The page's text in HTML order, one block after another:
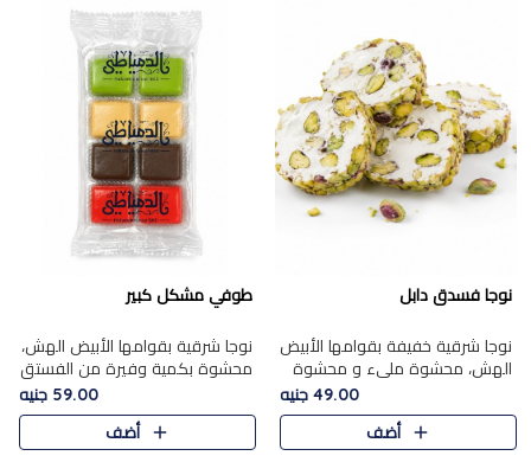
نوجا فسدق دابل
نوجا شرقية خفيفة بقوامها الأبيض
الهش، محشوة مليء و محشوة
بـكمية وفيرة من الفستق الفاخر
لتمنحك نكهة مكسرات غنية
وقرمشة مميزة في كل قطعة و
49.00 جنيه
أضف
طوفي مشكل كبير
نوجا شرقية بقوامها الأبيض الهش،
محشوة بكمية وفيرة من الفستق
الفاخر لتمنحك نكهة غنية وقرمشة
مميزة في كل قطعة، لتجربة تجمع
بين الفخامة والمذاق..
59.00 جنيه
أضف